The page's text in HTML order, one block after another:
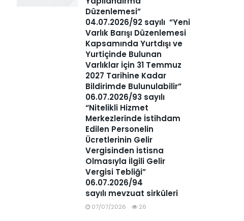
Düzenlemesi”
04.07.2026/92 sayılı “Yeni
Varlık Barışı Düzenlemesi
Kapsamında Yurtdışı ve
Yurtiçinde Bulunan
Varlıklar İçin 31 Temmuz
2027 Tarihine Kadar
Bildirimde Bulunulabilir”
06.07.2026/93 sayılı
“Nitelikli Hizmet
Merkezlerinde İstihdam
Edilen Personelin
Ücretlerinin Gelir
Vergisinden İstisna
Olmasıyla İlgili Gelir
Vergisi Tebliği”
06.07.2026/94
sayılı mevzuat sirküleri
07/07/2026 26